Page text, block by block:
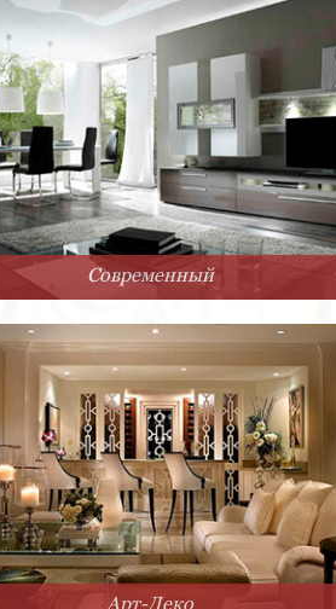
Современный
Арт-Деко